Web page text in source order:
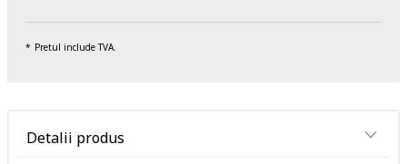
Pretul include TVA.
Detalii produs